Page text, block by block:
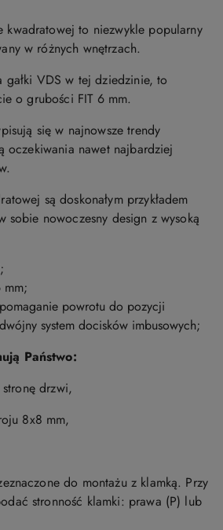
kwadratowej to niezwykle popularny
w różnych wnętrzach.
gałki VDS w tej dziedzinie, to
o grubości FIT 6 mm.
się w najnowsze trendy
oczekiwania nawet najbardziej
są doskonałym przykładem
sobie nowoczesny design z wysoką
mm;
powrotu do pozycji
system docisków imbusowych;
Państwo:
drzwi,
8x8 mm,
do montażu z klamką. Przy
stronność klamki: prawa (P) lub